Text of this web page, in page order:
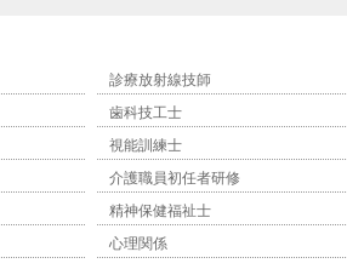
診療放射線技師
歯科技工士
視能訓練士
介護職員初任者研修
精神保健福祉士
心理関係